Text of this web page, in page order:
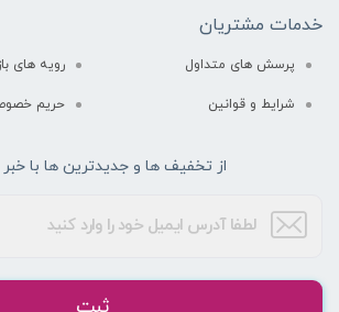
خدمات مشتریان
پرسش های متداول رویه های
شرایط و قوانین حریم
از تخفیف ها و جدیدترین ها با